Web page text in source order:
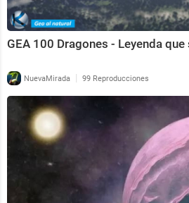
GEA 100 Dragones - Leyenda
NuevaMirada | 99 Reproducciones